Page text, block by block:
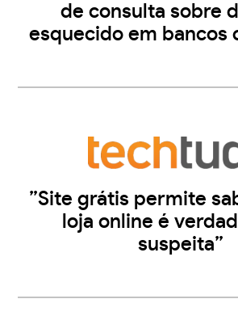
de consulta sobre
esquecido em bancos
”Site grátis permite
loja online é
suspeita”